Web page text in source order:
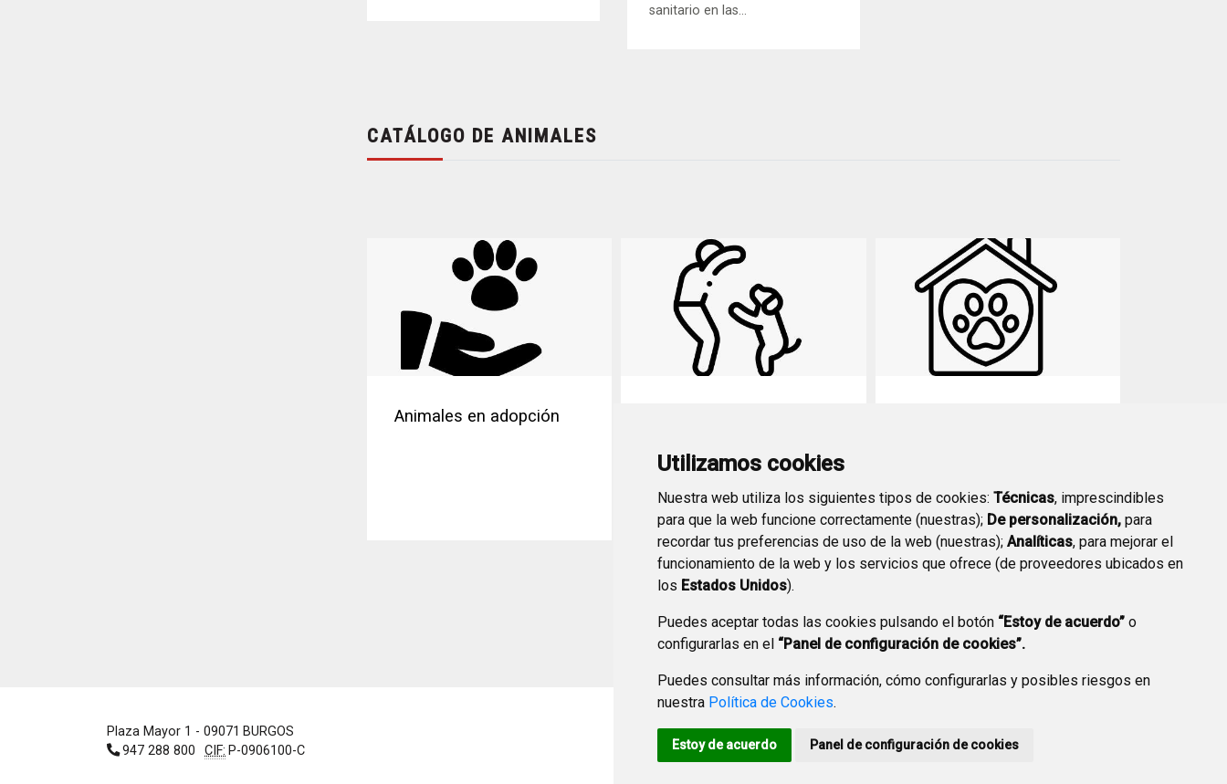
Utilizamos cookies
Nuestra web utiliza los siguientes tipos de cookies: Técnicas, imprescindibles
para que la web funcione correctamente (nuestras); De personalización, para
recordar tus preferencias de uso de la web (nuestras); Analíticas, para mejorar el
funcionamiento de la web y los servicios que ofrece (de proveedores ubicados en
los Estados Unidos).
Puedes aceptar todas las cookies pulsando el botón “Estoy de acuerdo” o
configurarlas en el “Panel de configuración de cookies”.
Puedes consultar más información, cómo configurarlas y posibles riesgos en
nuestra Política de Cookies.
Estoy de acuerdo Panel de configuración de cookies
sanitario en las...
CATÁLOGO DE ANIMALES
Animales en adopción
Plaza Mayor 1 - 09071 BURGOS
947 288 800
CIF: P-0906100-C